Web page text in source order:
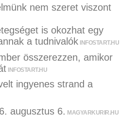
nem szeret viszont
is okozhat egy
a tudnivalók INFOSTART.HU
összerezzen, amikor
INFOSTART.HU
ingyenes strand a
augusztus 6. MAGYARKURIR.HU